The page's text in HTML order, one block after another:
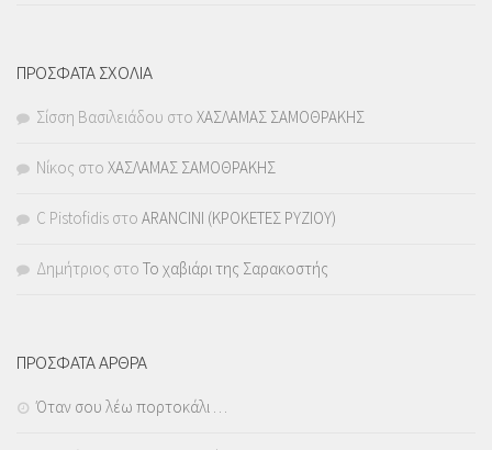
ΠΡΟΣΦΑΤΑ ΣΧΟΛΙΑ
Σίσση Βασιλειάδου στο ΧΑΣΛΑΜΑΣ ΣΑΜΟΘΡΑΚΗΣ
Νίκος στο ΧΑΣΛΑΜΑΣ ΣΑΜΟΘΡΑΚΗΣ
C Pistofidis στο ARANCINI (ΚΡΟΚΕΤΕΣ ΡΥΖΙΟΥ)
Δημήτριος στο Το χαβιάρι της Σαρακοστής
ΠΡΟΣΦΑΤΑ ΑΡΘΡΑ
Όταν σου λέω πορτοκάλι …